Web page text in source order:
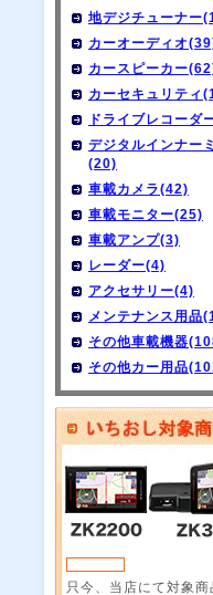
地デジチューナー
カーオーディオ
カースピーカー
カーセキュリティ
ドライブレコーダ
デジタルインナー
(20)
車載カメラ(42)
車載モニター(25)
車載アンプ(3)
レーダー(4)
アクセサリー(4)
メンテナンス用品
その他車載機器
その他カー用品
只今、当店にて対象商